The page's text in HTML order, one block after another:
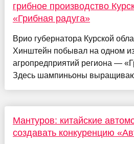
грибное производство
«Грибная радуга»
Врио губернатора Курской
Хинштейн побывал на одном
агропредприятий региона —
Здесь шампиньоны
Мантуров: китайские
создавать конкуренцию